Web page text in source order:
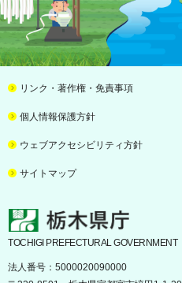
リンク・著作権・免責事項
個人情報保護方針
ウェブアクセシビリティ方針
サイトマップ
栃木県庁
TOCHIGI PREFECTURAL GOVERNMENT
法人番号：5000020090000